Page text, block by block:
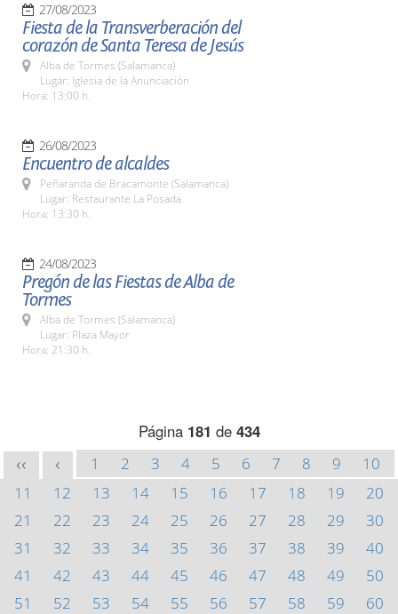
27/08/2023
Fiesta de la Transverberación del
corazón de Santa Teresa de Jesús
Alba de Tormes (Salamanca)
Lugar: Iglesia de la Anunciación
Hora: 13:00 h.
26/08/2023
Encuentro de alcaldes
Peñaranda de Bracamonte (Salamanca)
Lugar: Restaurante La Posada
Hora: 13:30 h.
24/08/2023
Pregón de las Fiestas de Alba de
Tormes
Alba de Tormes (Salamanca)
Lugar: Plaza Mayor
Hora: 21:30 h.
Página 181 de 434
<< < 1 2 3 4 5 6 7 8 9
10
11
12 13 14 15 16 17 18 19
20
21
22 23 24 25 26 27 28 29
30
31
32 33 34 35 36 37 38 39
40
41
42 43 44 45 46 47 48 49
50
51
52 53 54 55 56 57 58 59
60